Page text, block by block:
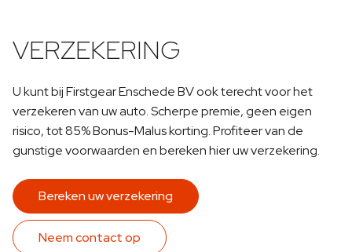
VERZEKERING
U kunt bij Firstgear Enschede BV ook terecht voor het
verzekeren van uw auto. Scherpe premie, geen eigen
risico, tot 85% Bonus-Malus korting. Profiteer van de
gunstige voorwaarden en bereken hier uw verzekering.
Bereken uw verzekering
Neem contact op